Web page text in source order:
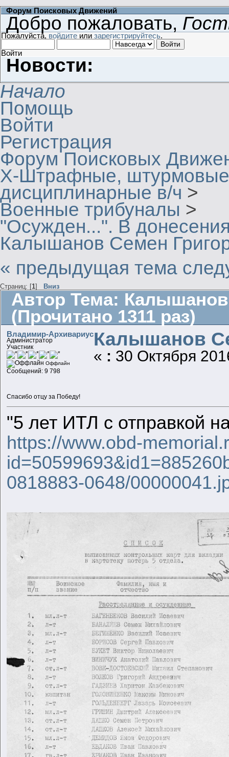
Форум Поисковых Движений
Добро пожаловать,
Пожалуйста, войдите или зарегистрируйтесь.
Войти
Новости:
Начало
Помощь
Войти
Регистрация
Форум Поисковых
X-Штрафные, штурмовые
дисциплинарные в/ч >
Военные трибуналы >
"Осужден...". В
Калышанов Семен
« предыдущая тема
Страниц: [1] Вниз
Автор Тема:
(Прочитано 1311 раз)
Владимир-Архивариус
Администратор
Участник
Оффлайн
Сообщений: 9 798
Спасибо отцу за Победу!
Калышанов
« : 30 Октября
"5 лет ИТЛ с отправкой
https://www.obd-
0818883-0648/